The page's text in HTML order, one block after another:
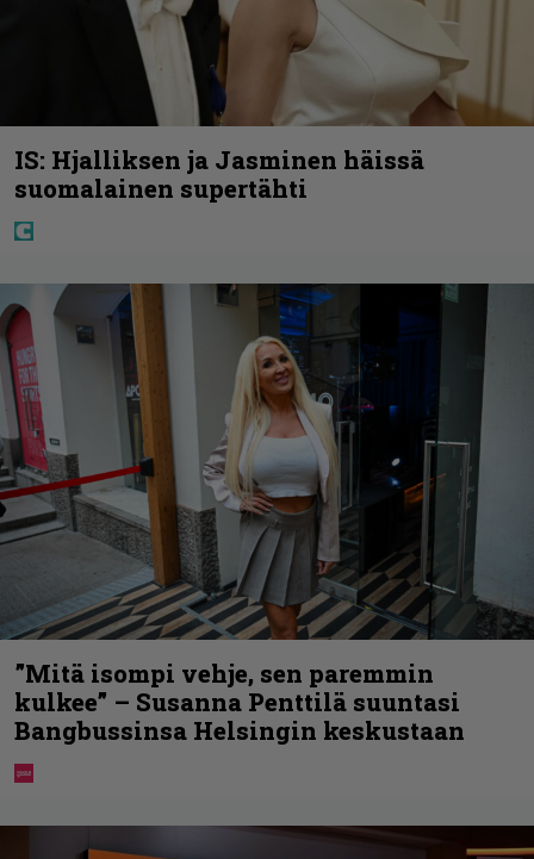
IS: Hjalliksen ja Jasminen häissä
suomalainen supertähti
”Mitä isompi vehje, sen paremmin
kulkee” – Susanna Penttilä suuntasi
Bangbussinsa Helsingin keskustaan